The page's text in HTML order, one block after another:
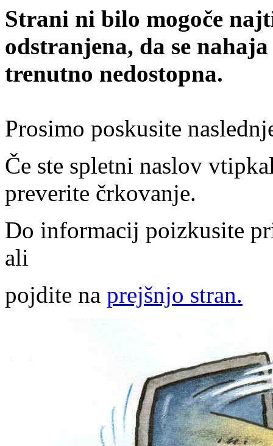
Strani ni bilo mogoče
odstranjena, da se
trenutno nedostopna.
Prosimo poskusite
Če ste spletni naslov
preverite črkovanje.
Do informacij poizkusite
ali
pojdite na prejšnjo stran.